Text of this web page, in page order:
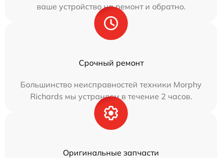
ваше устройство на ремонт и обратно.
Срочный ремонт
Большинство неисправностей техники Morphy
Richards мы устраняем в течение 2 часов.
Оригинальные запчасти